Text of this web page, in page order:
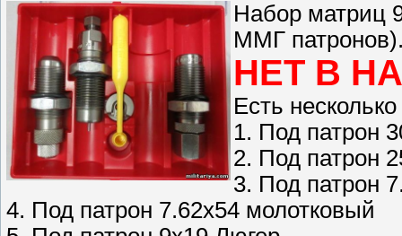
Набор матриц
ММГ
НЕТ В
Есть
1. Под патрон
2. Под патрон
3. Под патрон
4. Под патрон 7.62х54 молотковый